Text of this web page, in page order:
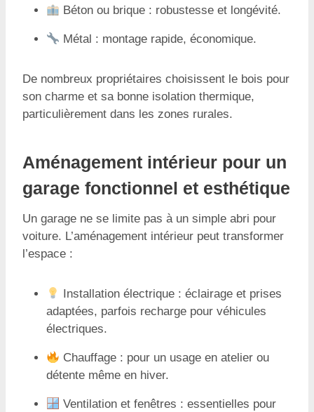
Béton ou brique : robustesse et longévité.
Métal : montage rapide, économique.
De nombreux propriétaires choisissent le bois pour
son charme et sa bonne isolation thermique,
particulièrement dans les zones rurales.
Aménagement intérieur pour un
garage fonctionnel et esthétique
Un garage ne se limite pas à un simple abri pour
voiture. L’aménagement intérieur peut transformer
l’espace :
Installation électrique : éclairage et prises
adaptées, parfois recharge pour véhicules
électriques.
Chauffage : pour un usage en atelier ou
détente même en hiver.
Ventilation et fenêtres : essentielles pour